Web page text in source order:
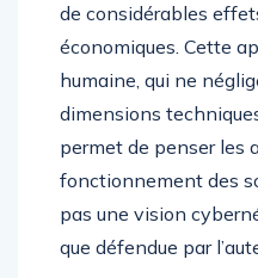
de considérables
économiques. Cette
humaine, qui ne
dimensions
permet de penser les
fonctionnement des
pas une vision
que défendue par